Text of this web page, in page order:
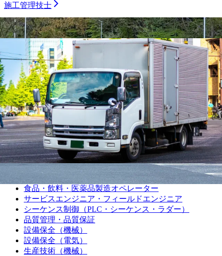
施工管理技士
土木施工管理技士
電気工事施工管理技士
建築施工管理技士
管工事施工管理技士
電気主任技術者
製造職
機械加工（旋盤）
機械加工（マシニング）
機械加工（プレス・板金）
機械加工（樹脂）
機械加工（溶接）
機械加工（その他）
組み立て・製造オペレーター
プラントオペレーター
食品・飲料・医薬品製造オペレーター
サービスエンジニア・フィールドエンジニア
シーケンス制御（PLC・シーケンス・ラダー）
品質管理・品質保証
設備保全（機械）
設備保全（電気）
生産技術（機械）